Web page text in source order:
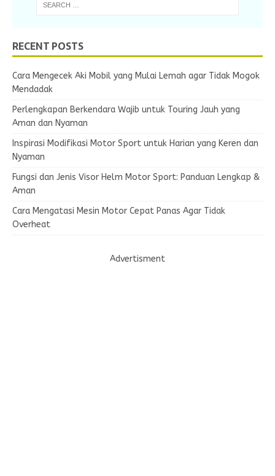
RECENT POSTS
Cara Mengecek Aki Mobil yang Mulai Lemah agar Tidak Mogok
Mendadak
Perlengkapan Berkendara Wajib untuk Touring Jauh yang
Aman dan Nyaman
Inspirasi Modifikasi Motor Sport untuk Harian yang Keren dan
Nyaman
Fungsi dan Jenis Visor Helm Motor Sport: Panduan Lengkap &
Aman
Cara Mengatasi Mesin Motor Cepat Panas Agar Tidak
Overheat
Advertisment